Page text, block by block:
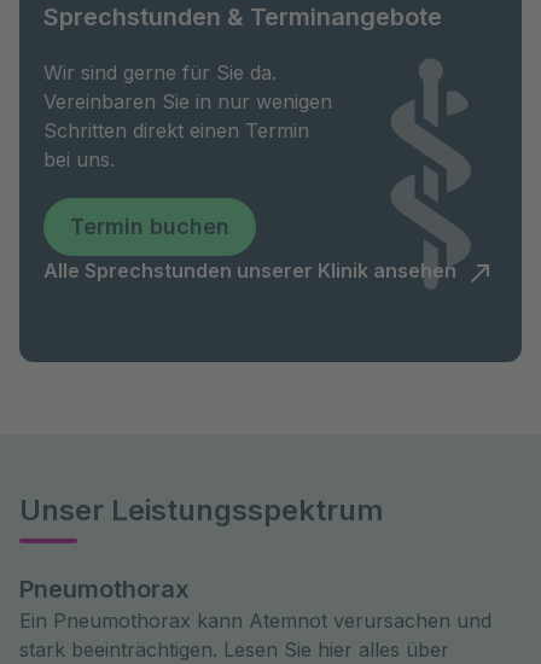
Sprechstunden & Terminangebote
Wir sind gerne für Sie da.
Vereinbaren Sie in nur wenigen
Schritten direkt einen Termin
bei uns.
Termin buchen
Alle Sprechstunden unserer Klinik ansehen
Unser Leistungsspektrum
Pneumothorax
Ein Pneumothorax kann Atemnot verursachen und
stark beeinträchtigen. Lesen Sie hier alles über